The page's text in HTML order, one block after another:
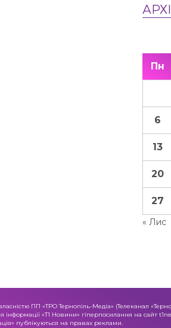
Пн
« Лис
6
13
20
27
ПП «ТРО Тернопіль-Медіа» (Телеканал
«Т1 Новини» гіперпосилання на сайт
публікуються на правах реклами.